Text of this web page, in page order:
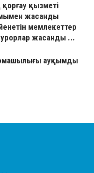
қорғау қызметі
жасанды
мемлекеттер
жасанды ...
ауқымды